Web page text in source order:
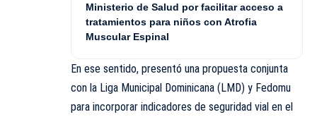
Ministerio de Salud por facilitar acceso a
tratamientos para niños con Atrofia
Muscular Espinal
En ese sentido, presentó una propuesta conjunta
con la Liga Municipal Dominicana (LMD) y Fedomu
para incorporar indicadores de seguridad vial en el